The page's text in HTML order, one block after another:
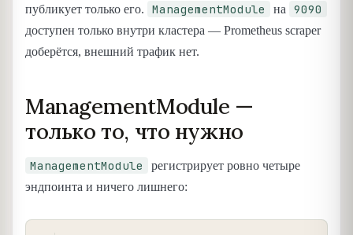
публикует только его.
ManagementModule на 9090
доступен только внутри кластера — Prometheus scraper
доберётся, внешний трафик нет.
ManagementModule —
только то, что нужно
ManagementModule
регистрирует ровно четыре
эндпоинта и ничего лишнего: